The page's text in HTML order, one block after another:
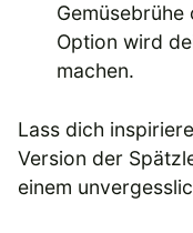
Option wird
machen.
Lass dich
Version der
einem